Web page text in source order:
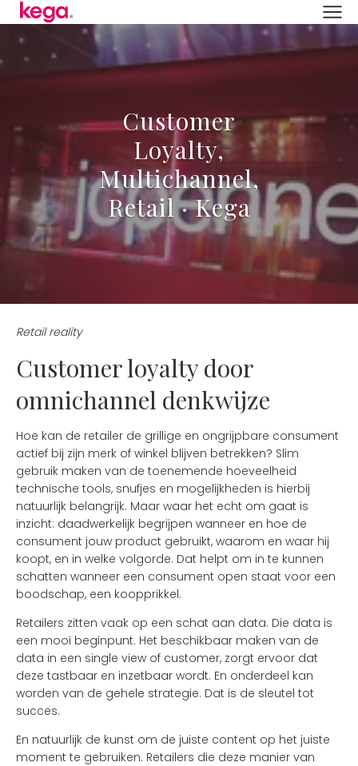
Customer
Loyalty,
Multichannel,
Retail · Kega
Retail reality
Customer loyalty door
omnichannel denkwijze
Hoe kan de retailer de grillige en ongrijpbare consument
actief bij zijn merk of winkel blijven betrekken? Slim
gebruik maken van de toenemende hoeveelheid
technische tools, snufjes en mogelijkheden is hierbij
natuurlijk belangrijk. Maar waar het echt om gaat is
inzicht: daadwerkelijk begrijpen wanneer en hoe de
consument jouw product gebruikt, waarom en waar hij
koopt, en in welke volgorde. Dat helpt om in te kunnen
schatten wanneer een consument open staat voor een
boodschap, een koopprikkel.
Retailers zitten vaak op een schat aan data. Die data is
een mooi beginpunt. Het beschikbaar maken van de
data in een single view of customer, zorgt ervoor dat
deze tastbaar en inzetbaar wordt. En onderdeel kan
worden van de gehele strategie. Dat is de sleutel tot
succes.
En natuurlijk de kunst om de juiste content op het juiste
moment te gebruiken. Retailers die deze manier van